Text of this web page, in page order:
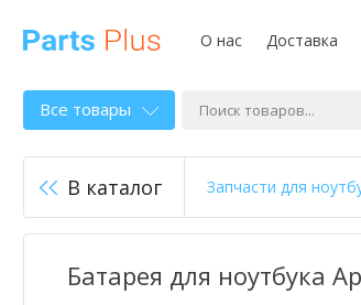
О нас Доставка
Все товары
В каталог Запчасти для
Батарея для ноутбука